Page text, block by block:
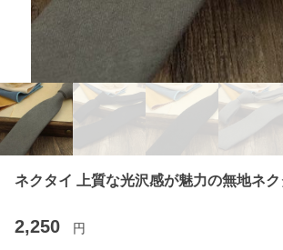
ネクタイ 上質な光沢感が魅力の無地ネク
2,250 円